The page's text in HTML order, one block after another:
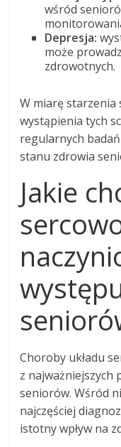
wśród
Depresja:
może
zdrowotnych.
W miarę
wystąpienia tych
regularnych
stanu zdrowia
Jakie
Choroby układu
z najważniejszych
seniorów. Wśród
najczęściej
istotny wpływ na